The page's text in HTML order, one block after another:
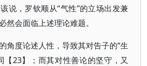
说，罗钦顺从“气性”的立场出发兼
然会面临上述理论难题。
角度论述人性，导致其对告子的“生
【23】；而其对性善论的坚守，又